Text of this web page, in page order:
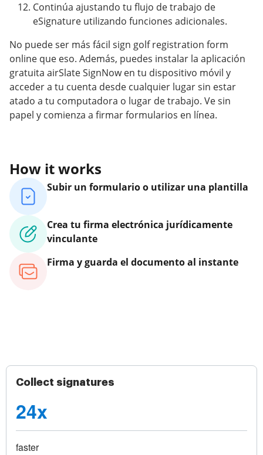
Continúa ajustando tu flujo de trabajo de
eSignature utilizando funciones adicionales.
No puede ser más fácil sign golf registration form
online que eso. Además, puedes instalar la aplicación
gratuita airSlate SignNow en tu dispositivo móvil y
acceder a tu cuenta desde cualquier lugar sin estar
atado a tu computadora o lugar de trabajo. Ve sin
papel y comienza a firmar formularios en línea.
How it works
Subir un formulario o utilizar una plantilla
Crea tu firma electrónica jurídicamente
vinculante
Firma y guarda el documento al instante
Collect signatures
24x
faster